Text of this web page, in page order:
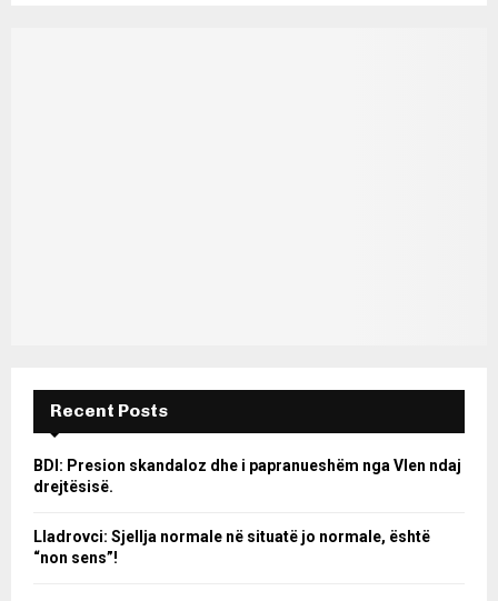
Recent Posts
BDI: Presion skandaloz dhe i papranueshëm nga Vlen ndaj
drejtësisë.
Lladrovci: Sjellja normale në situatë jo normale, është
“non sens”!